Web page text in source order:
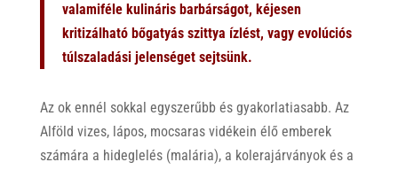
valamiféle kulináris barbárságot, kéjesen
kritizálható bőgatyás szittya ízlést, vagy evolúciós
túlszaladási jelenséget sejtsünk.
Az ok ennél sokkal egyszerűbb és gyakorlatiasabb. Az
Alföld vizes, lápos, mocsaras vidékein élő emberek
számára a hideglelés (malária), a kolerajárványok és a